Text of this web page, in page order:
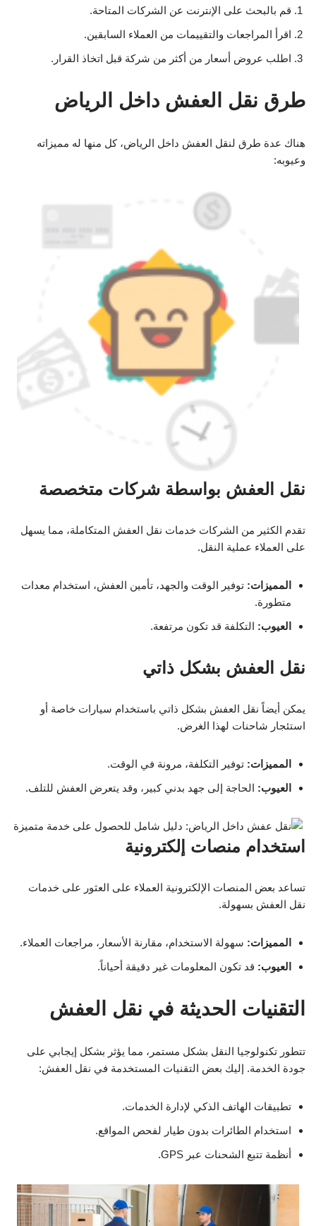
قم بالبحث على الإنترنت عن الشركات المتاحة.
اقرأ المراجعات والتقييمات من العملاء السابقين.
اطلب عروض أسعار من أكثر من شركة قبل اتخاذ القرار.
طرق نقل العفش داخل الرياض
هناك عدة طرق لنقل العفش داخل الرياض، كل منها له مميزاته
وعيوبه:
نقل العفش بواسطة شركات متخصصة
تقدم الكثير من الشركات خدمات نقل العفش المتكاملة، مما يسهل
على العملاء عملية النقل.
المميزات: توفير الوقت والجهد، تأمين العفش، استخدام معدات
متطورة.
العيوب: التكلفة قد تكون مرتفعة.
نقل العفش بشكل ذاتي
يمكن أيضاً نقل العفش بشكل ذاتي باستخدام سيارات خاصة أو
استئجار شاحنات لهذا الغرض.
المميزات: توفير التكلفة، مرونة في الوقت.
العيوب: الحاجة إلى جهد بدني كبير، وقد يتعرض العفش للتلف.
استخدام منصات إلكترونية
تساعد بعض المنصات الإلكترونية العملاء على العثور على خدمات
نقل العفش بسهولة.
المميزات: سهولة الاستخدام، مقارنة الأسعار، مراجعات العملاء.
العيوب: قد تكون المعلومات غير دقيقة أحياناً.
التقنيات الحديثة في نقل العفش
تتطور تكنولوجيا النقل بشكل مستمر، مما يؤثر بشكل إيجابي على
جودة الخدمة. إليك بعض التقنيات المستخدمة في نقل العفش:
تطبيقات الهاتف الذكي لإدارة الخدمات.
استخدام الطائرات بدون طيار لفحص المواقع.
أنظمة تتبع الشحنات عبر GPS.